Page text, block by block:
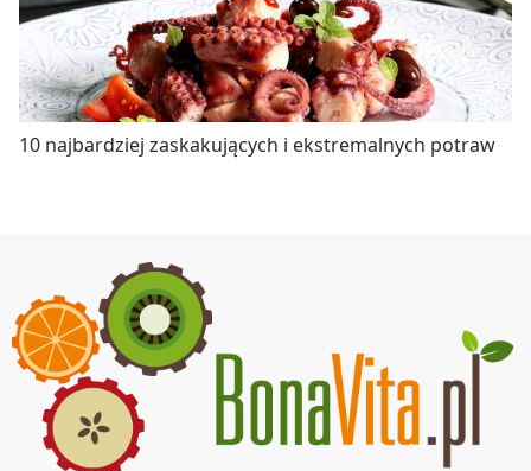
10 najbardziej zaskakujących i ekstremalnych potraw